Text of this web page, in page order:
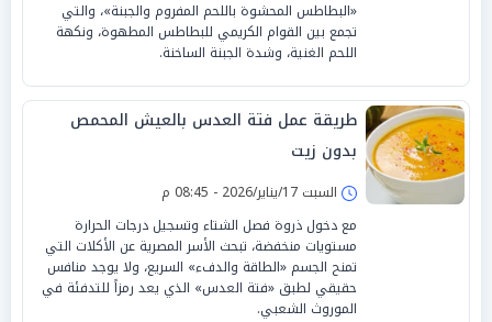
«البطاطس المحشوة باللحم المفروم والجبنة»، والتي
تجمع بين القوام الكريمي للبطاطس المطهوة، ونكهة
اللحم الغنية، وشدة الجبنة الساخنة.
طريقة عمل فتة العدس بالعيش المحمص
بدون زيت
السبت 17/يناير/2026 - 08:45 م
مع دخول ذروة فصل الشتاء وتسجيل درجات الحرارة
مستويات منخفضة، تبحث الأسر المصرية عن الأكلات التي
تمنح الجسم «الطاقة والدفء» السريع، ولا يوجد منافس
حقيقي لطبق «فتة العدس» الذي يعد رمزاً للتدفئة في
الموروث الشعبي.